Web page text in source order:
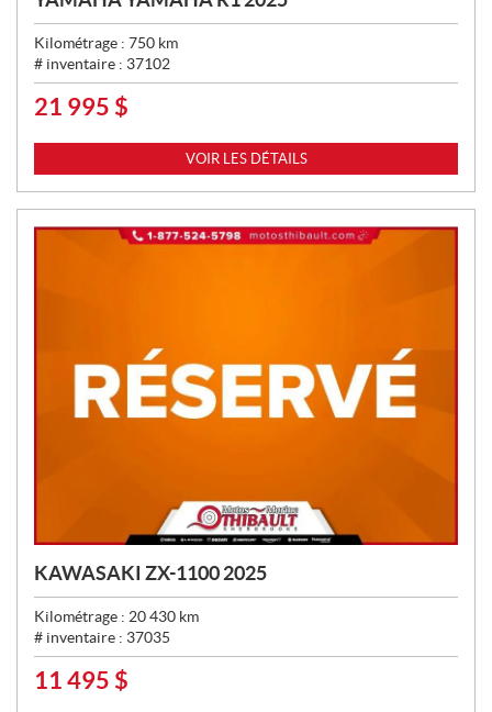
Kilométrage : 750 km
# inventaire : 37102
P
X
:
21 995 $
VOIR LES DÉTAILS
KAWASAKI ZX-1100 2025
Kilométrage : 20 430 km
# inventaire : 37035
P
11 495 $